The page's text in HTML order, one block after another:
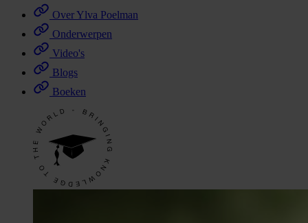
Over Ylva Poelman
Onderwerpen
Video's
Blogs
Boeken